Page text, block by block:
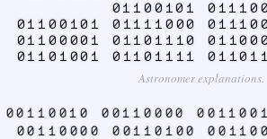
01100101
01100101 01111000
01100001 01101110
01101001 01101111
Astronomer explanations.
00110010 00110000
00110000 00110100